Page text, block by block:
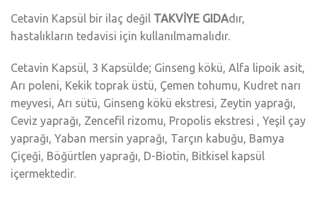
Cetavin Kapsül bir ilaç değil TAKVİYE GIDAdır,
hastalıkların tedavisi için kullanılmamalıdır.
Cetavin Kapsül, 3 Kapsülde; Ginseng kökü, Alfa lipoik asit,
Arı poleni, Kekik toprak üstü, Çemen tohumu, Kudret narı
meyvesi, Arı sütü, Ginseng kökü ekstresi, Zeytin yaprağı,
Ceviz yaprağı, Zencefil rizomu, Propolis ekstresi , Yeşil çay
yaprağı, Yaban mersin yaprağı, Tarçın kabuğu, Bamya
Çiçeği, Böğürtlen yaprağı, D-Biotin, Bitkisel kapsül
içermektedir.